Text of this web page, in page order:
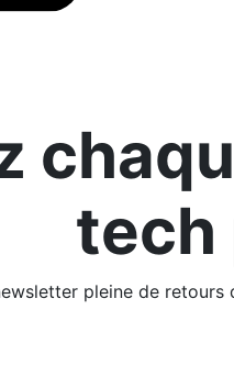
tech
pleine de retours